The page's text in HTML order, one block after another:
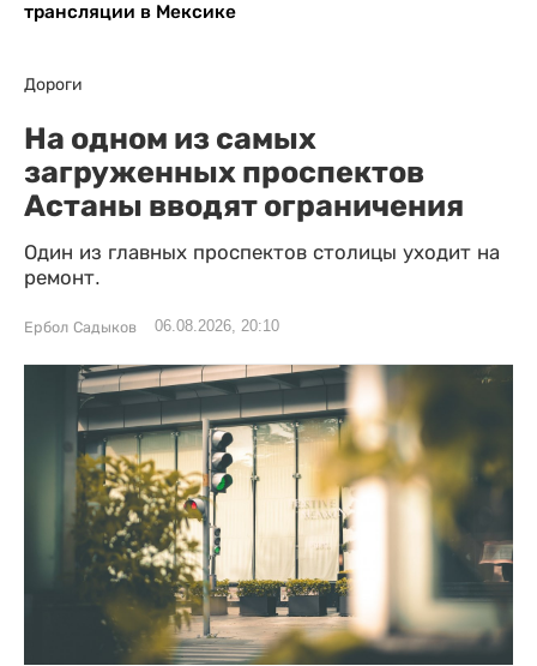
трансляции в Мексике
Дороги
На одном из самых
загруженных проспектов
Астаны вводят ограничения
Один из главных проспектов столицы уходит на
ремонт.
Ербол Садыков 06.08.2026, 20:10